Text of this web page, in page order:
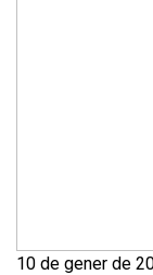
10 de gener de